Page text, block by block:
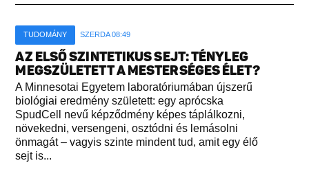
TUDOMÁNY SZERDA 08:49
AZ ELSŐ SZINTETIKUS SEJT: TÉNYLEG
MEGSZÜLETETT A MESTERSÉGES ÉLET?
A Minnesotai Egyetem laboratóriumában újszerű
biológiai eredmény született: egy aprócska
SpudCell nevű képződmény képes táplálkozni,
növekedni, versengeni, osztódni és lemásolni
önmagát – vagyis szinte mindent tud, amit egy élő
sejt is...